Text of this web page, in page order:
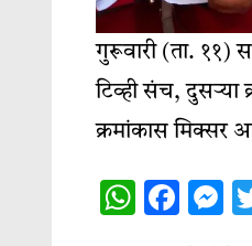
गुरूवारी (ता. ११)
टिव्ही संच, दुसर्‍या
क्रमांकास मिक्सर